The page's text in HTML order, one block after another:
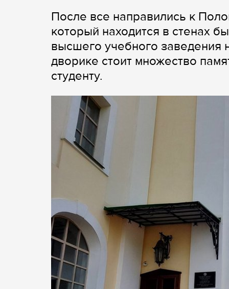
После все направились к
который находится в стенах
высшего учебного заведения
дворике стоит множество
студенту.